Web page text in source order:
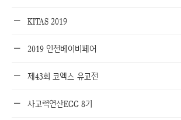
KITAS 2019
2019 인천베이비페어
제43회 코엑스 유교전
사고력연산EGG 8기